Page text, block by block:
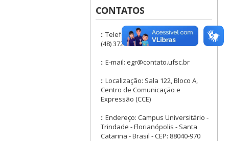
CONTATOS
:: Telefones: (48) 3721-9285 ou
(48) 3721-6504
:: E-mail: egr@contato.ufsc.br
:: Localização: Sala 122, Bloco A,
Centro de Comunicação e
Expressão (CCE)
:: Endereço: Campus Universitário -
Trindade - Florianópolis - Santa
Catarina - Brasil - CEP: 88040-970